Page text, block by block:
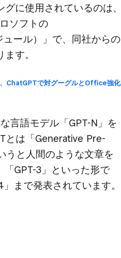
に​使用されているのは、​
ソフトの​
ール）」で、​同社からの​
す。
​ChatGPTで​対グーグルと​Office強化​
言語モデル​「GPT-N」を​
とは​「Generative Pre-
うと​人間のような​文章を​
GPT-3」と​いった​形で​
まで​発表されています。